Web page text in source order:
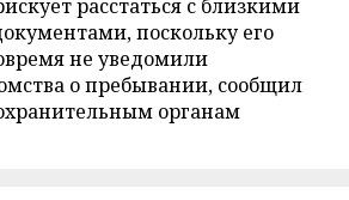
расстаться с близкими
поскольку его
не уведомили
о пребывании, сообщил
органам